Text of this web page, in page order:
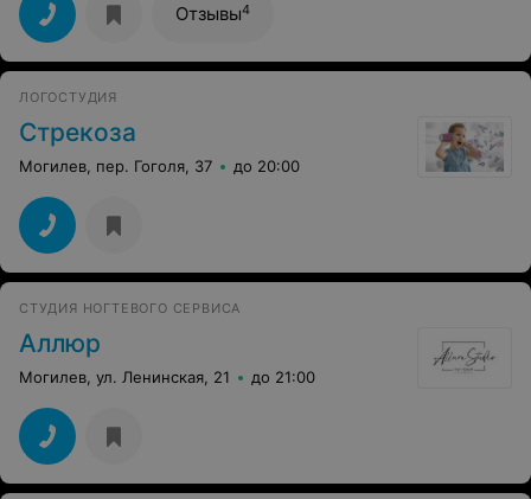
Отзывы4
ЛОГОСТУДИЯ
Стрекоза
Могилев, пер. Гоголя, 37 до 20:00
СТУДИЯ НОГТЕВОГО СЕРВИСА
Аллюр
Могилев, ул. Ленинская, 21 до 21:00